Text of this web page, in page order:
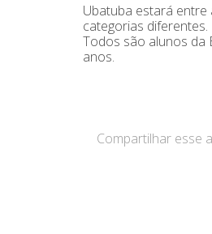
Ubatuba estará
categorias
Todos são alunos da
anos.
Compartilhar esse